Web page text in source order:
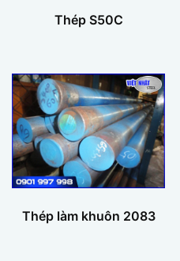
Thép S50C
Thép làm khuôn 2083